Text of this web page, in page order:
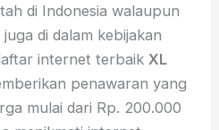
di Indonesia walaupun
di dalam kebijakan
internet terbaikXL
penawaran yang
mulai dari Rp. 200.000